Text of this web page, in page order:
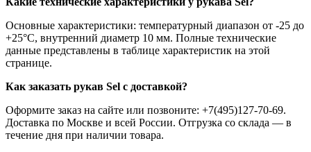
Основные характеристики: температурный диапазон от -25 до
+25°C, внутренний диаметр 10 мм. Полные технические
данные представлены в таблице характеристик на этой
странице.
Как заказать рукав Sel с доставкой?
Оформите заказ на сайте или позвоните: +7(495)127-70-69.
Доставка по Москве и всей России. Отгрузка со склада — в
течение дня при наличии товара.